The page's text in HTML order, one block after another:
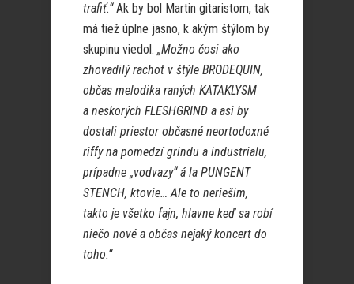
trafiť.“Ak by bol Martin gitaristom, tak
má tiež úplne jasno, k akým štýlom by
skupinu viedol: „Možno čosi ako
zhovadilý rachot v štýle BRODEQUIN,
občas melodika raných KATAKLYSM
a neskorých FLESHGRIND a asi by
dostali priestor občasné neortodoxné
riffy na pomedzí grindu a industrialu,
prípadne „vodvazy“ á la PUNGENT
STENCH, ktovie… Ale to neriešim,
takto je všetko fajn, hlavne keď sa robí
niečo nové a občas nejaký koncert do
toho.“